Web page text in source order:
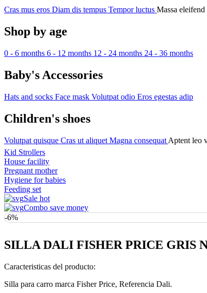
Cras mus eros Diam dis tempus Tempor luctus Massa eleifend
Shop by age
0 - 6 months 6 - 12 months 12 - 24 months 24 - 36 months
Baby's Accessories
Hats and socks Face mask Volutpat odio Eros egestas adip
Children's shoes
Volutpat quisque Cras ut aliquet Magna consequat Aptent leo
Kid Strollers
House facility
Pregnant mother
Hygiene for babies
Feeding set
Sale hot
Combo save money
-6%
SILLA DALI FISHER PRICE GRIS
Caracteristicas del producto:
Silla para carro marca Fisher Price, Referencia Dali.